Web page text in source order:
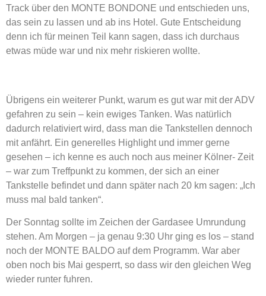
Track über den MONTE BONDONE und entschieden uns,
das sein zu lassen und ab ins Hotel. Gute Entscheidung
denn ich für meinen Teil kann sagen, dass ich durchaus
etwas müde war und nix mehr riskieren wollte.
Übrigens ein weiterer Punkt, warum es gut war mit der ADV
gefahren zu sein – kein ewiges Tanken. Was natürlich
dadurch relativiert wird, dass man die Tankstellen dennoch
mit anfährt. Ein generelles Highlight und immer gerne
gesehen – ich kenne es auch noch aus meiner Kölner- Zeit
– war zum Treffpunkt zu kommen, der sich an einer
Tankstelle befindet und dann später nach 20 km sagen: „Ich
muss mal bald tanken“.
Der Sonntag sollte im Zeichen der Gardasee Umrundung
stehen. Am Morgen – ja genau 9:30 Uhr ging es los – stand
noch der MONTE BALDO auf dem Programm. War aber
oben noch bis Mai gesperrt, so dass wir den gleichen Weg
wieder runter fuhren.